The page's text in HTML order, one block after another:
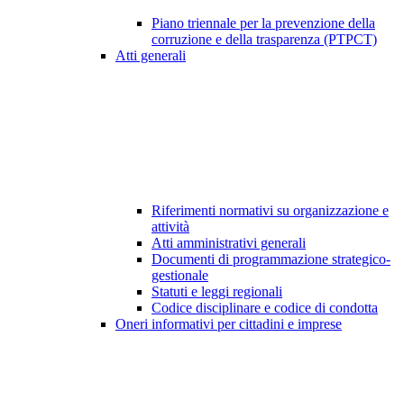
Piano triennale per la prevenzione della
corruzione e della trasparenza (PTPCT)
Atti generali
Riferimenti normativi su organizzazione e
attività
Atti amministrativi generali
Documenti di programmazione strategico-
gestionale
Statuti e leggi regionali
Codice disciplinare e codice di condotta
Oneri informativi per cittadini e imprese